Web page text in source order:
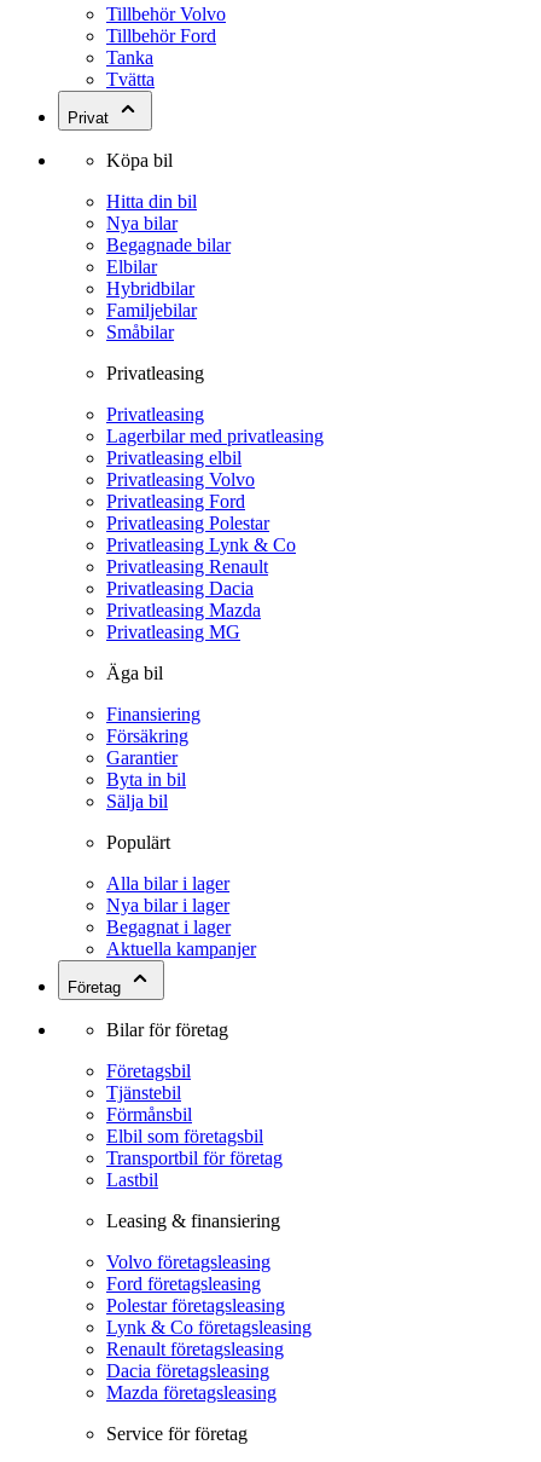
Tillbehör Volvo
Tillbehör Ford
Tanka
Tvätta
Privat
Köpa bil
Hitta din bil
Nya bilar
Begagnade bilar
Elbilar
Hybridbilar
Familjebilar
Småbilar
Privatleasing
Privatleasing
Lagerbilar med privatleasing
Privatleasing elbil
Privatleasing Volvo
Privatleasing Ford
Privatleasing Polestar
Privatleasing Lynk & Co
Privatleasing Renault
Privatleasing Dacia
Privatleasing Mazda
Privatleasing MG
Äga bil
Finansiering
Försäkring
Garantier
Byta in bil
Sälja bil
Populärt
Alla bilar i lager
Nya bilar i lager
Begagnat i lager
Aktuella kampanjer
Företag
Bilar för företag
Företagsbil
Tjänstebil
Förmånsbil
Elbil som företagsbil
Transportbil för företag
Lastbil
Leasing & finansiering
Volvo företagsleasing
Ford företagsleasing
Polestar företagsleasing
Lynk & Co företagsleasing
Renault företagsleasing
Dacia företagsleasing
Mazda företagsleasing
Service för företag